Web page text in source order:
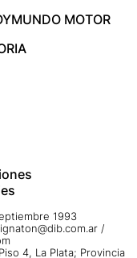
MUNDO MOTOR
1993
/
4, La Plata; Provincia